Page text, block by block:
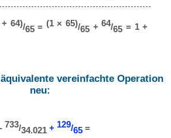
64)/65= (1 × 65)/65 +64/65 = 1 +
vereinfachte Operation
neu:
- 733/34.021 + 129/65 =